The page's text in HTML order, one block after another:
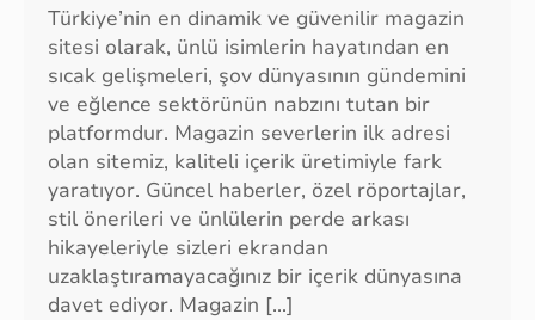
Türkiye’nin en dinamik ve güvenilir magazin
sitesi olarak, ünlü isimlerin hayatından en
sıcak gelişmeleri, şov dünyasının gündemini
ve eğlence sektörünün nabzını tutan bir
platformdur. Magazin severlerin ilk adresi
olan sitemiz, kaliteli içerik üretimiyle fark
yaratıyor. Güncel haberler, özel röportajlar,
stil önerileri ve ünlülerin perde arkası
hikayeleriyle sizleri ekrandan
uzaklaştıramayacağınız bir içerik dünyasına
davet ediyor. Magazin […]